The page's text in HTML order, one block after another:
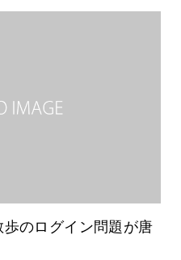
のログイン問題が唐